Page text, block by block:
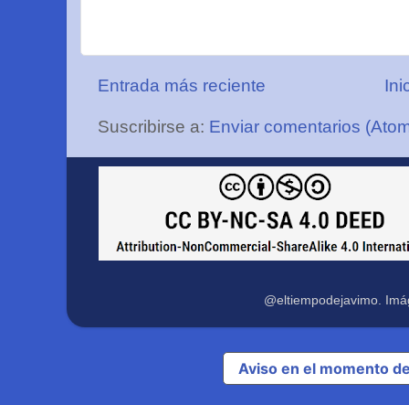
Entrada más reciente
Suscribirse a: Enviar comentarios
@eltiempodejavimo.
Aviso en el momento